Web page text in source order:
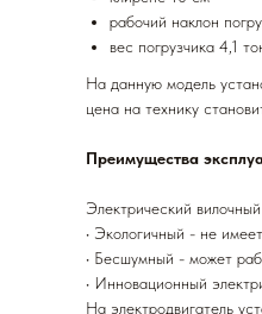
рабочий наклон
вес погрузчика 4,1
На данную модель
цена на технику
Преимущества
Электрический
• Экологичный - не
• Бесшумный - может
• Инновационный
На электродвигатель